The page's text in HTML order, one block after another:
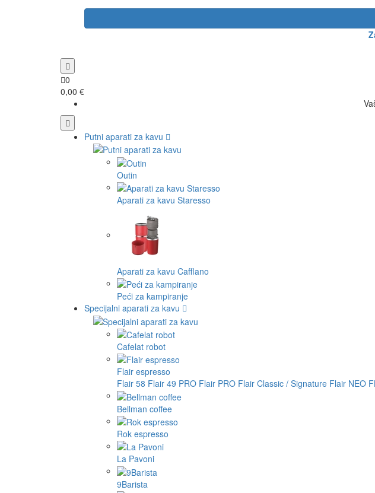
0
0,00 €
Putni aparati za kavu
Outin
Aparati za kavu Staresso
Aparati za kavu Cafflano
Peći za kampiranje
Specijalni aparati za kavu
Cafelat robot
Flair espresso
Flair 58 Flair 49 PRO Flair PRO Flair Classic / Signature Flair NEO
Bellman coffee
Rok espresso
La Pavoni
9Barista